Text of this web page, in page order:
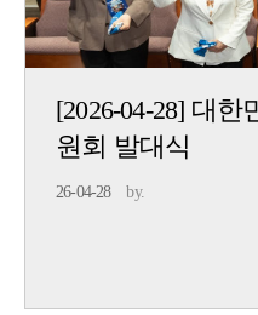
[2026-04-28] 대
원회 발대식
26-04-28by.